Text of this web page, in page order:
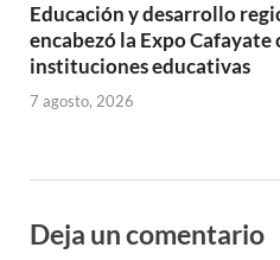
Educación y desarrollo
encabezó la Expo Cafayate
instituciones educativas
7 agosto, 2026
Deja un comentario